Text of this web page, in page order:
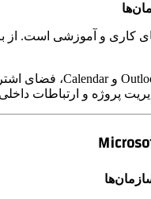
پروژه و ارتباطات